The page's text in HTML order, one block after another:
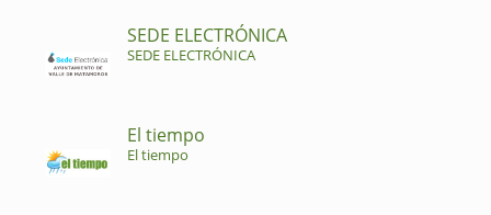
SEDE ELECTRÓNICA
SEDE ELECTRÓNICA
El tiempo
El tiempo